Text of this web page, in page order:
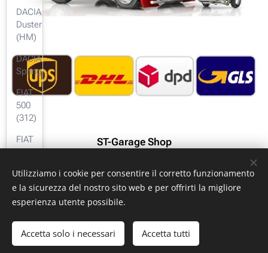
DACIA
Duster
(HM)
DACIA
Spring
FIAT
500
(312)
FIAT
Bravo
FIAT
Grande
(199)
FIAT
ST-Garage Shop
10128 - Torino (TO) - P. iva: 10161030019
Utilizziamo i cookie per consentire il corretto funzionamento
e la sicurezza del nostro sito web e per offrirti la migliore
esperienza utente possibile.
Accetta solo i necessari Accetta tutti